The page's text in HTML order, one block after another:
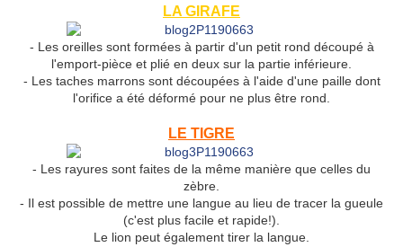
LA GIRAFE
- Les oreilles sont formées à partir d'un petit rond découpé à
l'emport-pièce et plié en deux sur la partie inférieure.
- Les taches marrons sont découpées à l'aide d'une paille dont
l'orifice a été déformé pour ne plus être rond.
LE TIGRE
- Les rayures sont faites de la même manière que celles du
zèbre.
- Il est possible de mettre une langue au lieu de tracer la gueule
(c'est plus facile et rapide!).
Le lion peut également tirer la langue.